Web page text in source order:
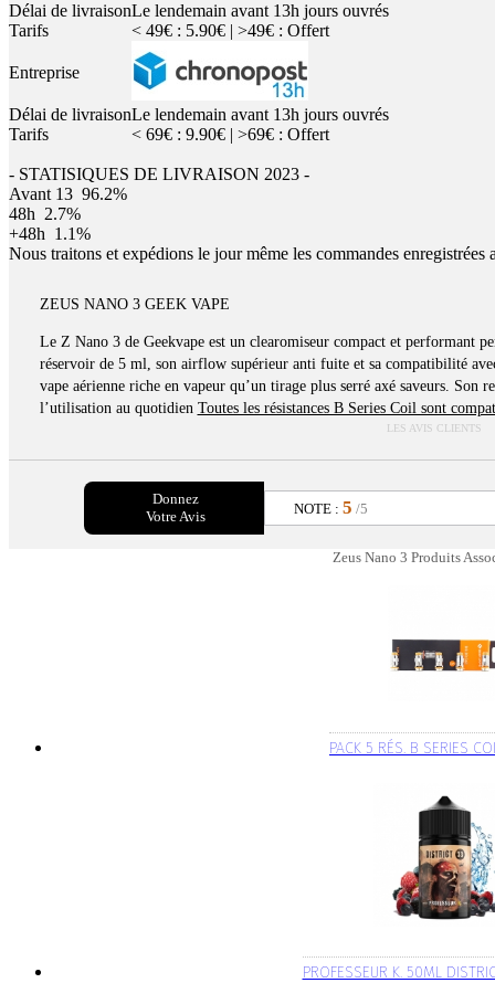
Délai de livraisonLe lendemain avant 13h jours ouvrés
Tarifs
< 49€ : 5.90€ | >49€ : Offert
Entreprise
Délai de livraisonLe lendemain avant 13h jours ouvrés
Tarifs
< 69€ : 9.90€ | >69€ : Offert
- STATISIQUES DE LIVRAISON 2023 -
Avant 13 96.2%
48h 2.7%
+48h 1.1%
Nous traitons et expédions le jour même les commandes
ZEUS NANO 3 GEEK VAPE
Le Z Nano 3 de Geekvape est un clearomiseur compact et performant
réservoir de 5 ml, son airflow supérieur anti fuite et sa compatibilité
vape aérienne riche en vapeur qu’un tirage plus serré axé saveurs. Son
l’utilisation au quotidien Toutes les résistances B Series Coil sont
LES AVIS CLIENTS
Donnez
Votre Avis
NOTE : 5 /5
Zeus Nano 3 Produits
PACK 5 RÉS. B SERIES
PROFESSEUR K. 50ML